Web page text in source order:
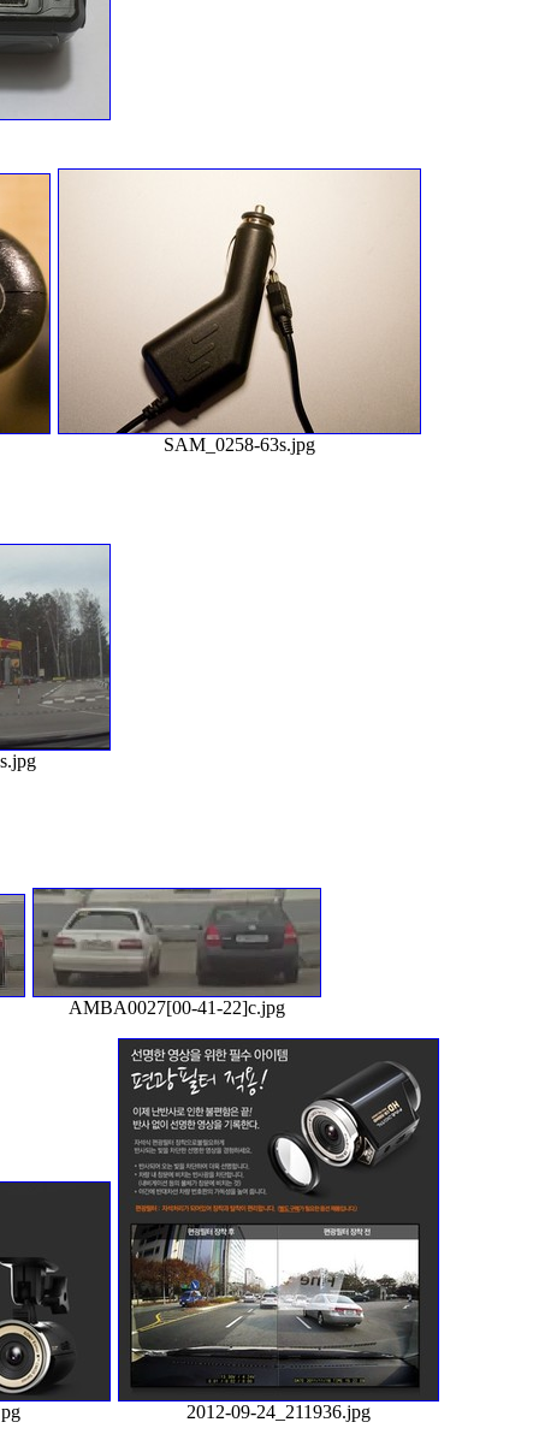
SAM_0258-63s.jpg
AMBA0027[00-41-22]c.jpg
2012-09-24_211936.jpg